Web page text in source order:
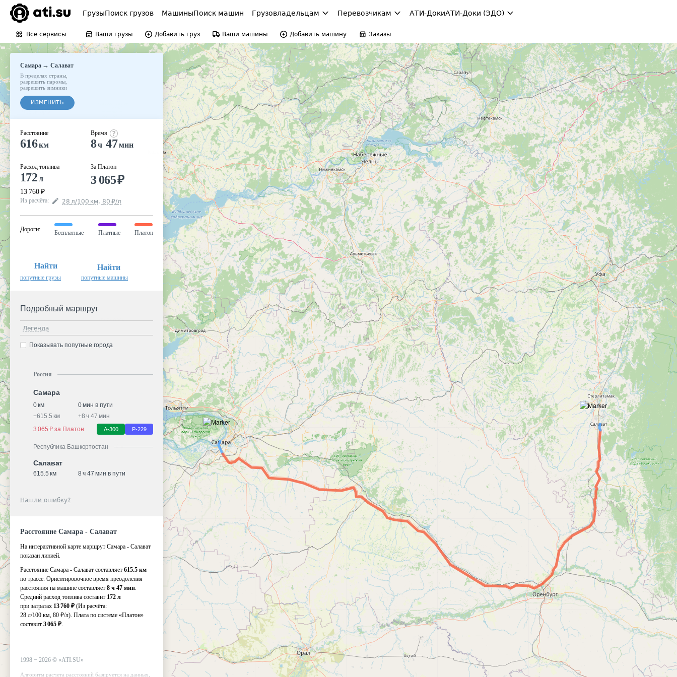
ГрузыПоиск грузов МашиныПоиск машин Грузовладельцам Перевозчикам АТИ-ДокиАТИ-Доки (ЭДО)
Все сервисы Ваши грузы Добавить груз Ваши машины Добавить машину Заказы
Самара→Салават
В пределах страны
разрешить паромы
разрешить зимники
ИЗМЕНИТЬ
Расстояние
616км
Расход топлива
172л
13 760 ₽
Время
8ч 47мин
За Платон
3 065₽
Из расчёта: 28 л/100 км, 80 ₽/л
Дороги:
Бесплатные Платные Платон
Найти
попутные грузы
Найти
попутные машины
Подробный маршрут
Легенда
Показывать попутные города
Россия
Самара
0 км
0 мин в пути
+615.5 км +8 ч 47 мин
3 065 ₽ за Платон
А-300 Р-229
Республика Башкортостан
Салават
615.5 км 8 ч 47 мин в пути
Нашли ошибку?
Расстояние Самара - Салават
На интерактивной карте маршрут Самара - Салават
показан линией.
Расстояние Самара - Салават составляет 615.5 км
по трассе. Ориентировочное время преодоления
расстояния на машине составляет 8 ч 47 мин.
Средний расход топлива составит 172 л
при затратах 13 760 ₽ (Из расчёта:
28 л/100 км, 80 ₽/л). Плата по системе «Платон»
составит 3 065 ₽.
1998 − 2026 © «ATI.SU»
Алгоритм расчета расстояний базируется на данных,